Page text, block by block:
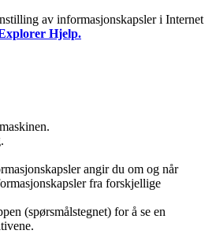
av informasjonskapsler i Internet
Hjelp.
angir du om og når
fra forskjellige
(spørsmålstegnet) for å se en